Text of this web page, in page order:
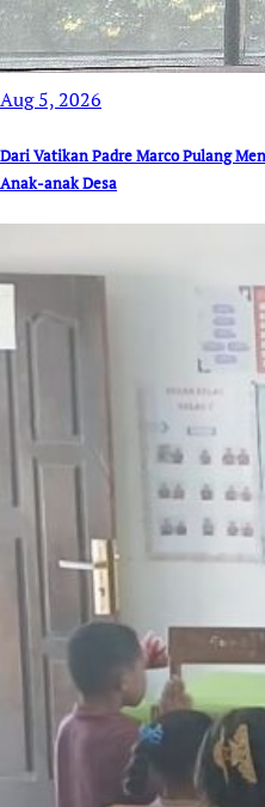
Aug 5, 2026
Dari Vatikan Padre Marco Pulang
Anak-anak Desa